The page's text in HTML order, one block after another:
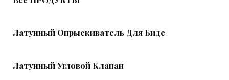
Латунный Опрыскиватель Для Биде
Латунный Угловой Клапан